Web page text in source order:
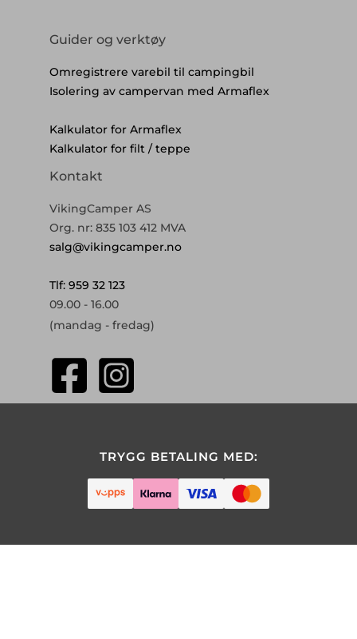
Guider og verktøy
Omregistrere varebil til campingbil
Isolering av campervan med Armaflex
Kalkulator for Armaflex
Kalkulator for filt / teppe
Kontakt
VikingCamper AS
Org. nr: 835 103 412 MVA
salg@vikingcamper.no
Tlf: 959 32 123
09.00 - 16.00
(mandag - fredag)
TRYGG BETALING MED: